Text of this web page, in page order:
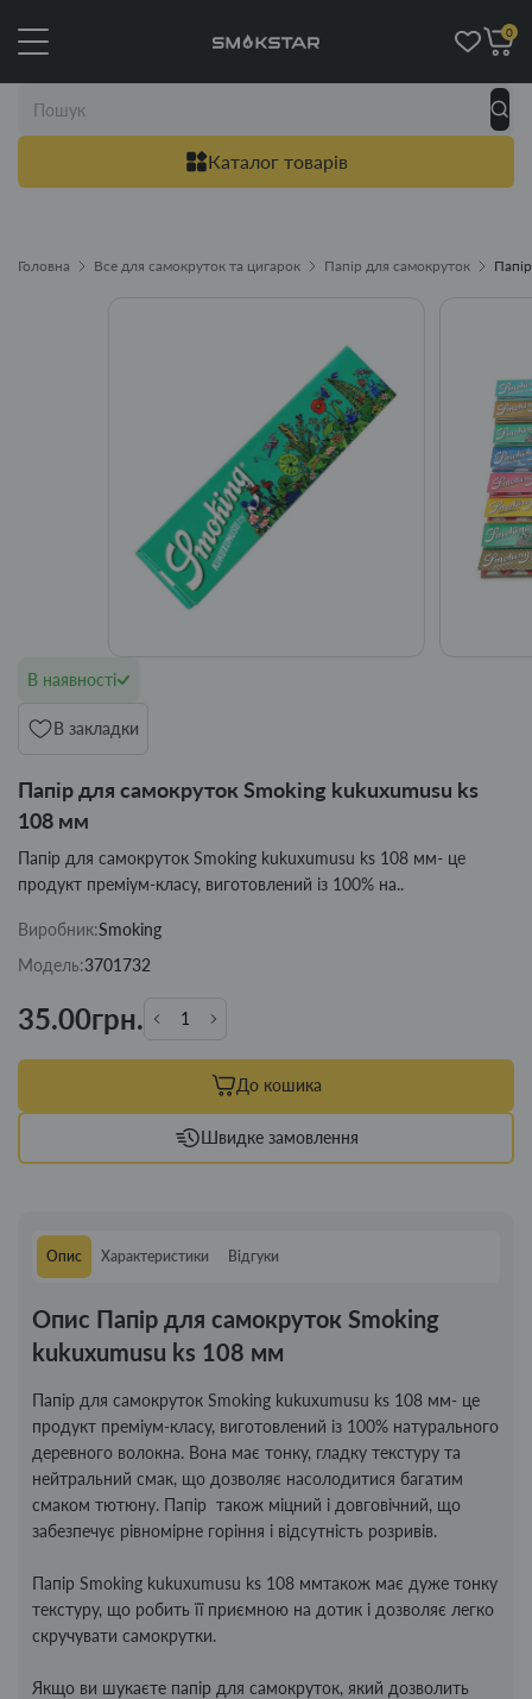
Каталог товарів
0
Головна Все для самокруток та цигарок Папір для самокруток
В наявності
В закладки
Папір для самокруток Smoking kukuxumusu ks
108 мм
Папір для самокруток Smoking kukuxumusu ks 108 мм- це
продукт преміум-класу, виготовлений із 100% на..
Виробник:Smoking
Модель:3701732
35.00грн.
До кошика
Швидке замовлення
Опис Характеристики Відгуки
Опис Папір для самокруток Smoking
kukuxumusu ks 108 мм
Папір для самокруток Smoking kukuxumusu ks 108 мм- це
продукт преміум-класу, виготовлений із 100% натурального
деревного волокна. Вона має тонку, гладку текстуру та
нейтральний смак, що дозволяє насолодитися багатим
смаком тютюну. Папір також міцний і довговічний, що
забезпечує рівномірне горіння і відсутність розривів.
Папір Smoking kukuxumusu ks 108 ммтакож має дуже тонку
текстуру, що робить її приємною на дотик і дозволяє легко
скручувати самокрутки.
Якщо ви шукаєте папір для самокруток, який дозволить